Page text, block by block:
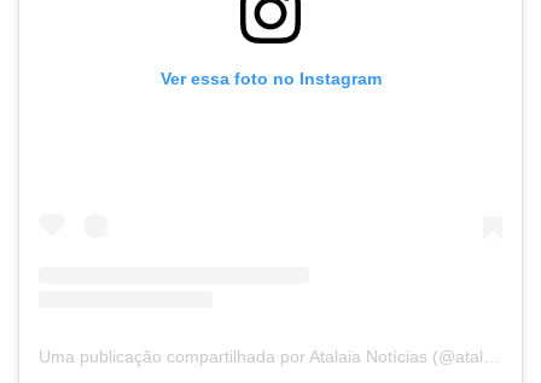
Ver essa foto no Instagram
Uma publicação compartilhada por Atalaia Notícias (@atalaianoticiasofc)